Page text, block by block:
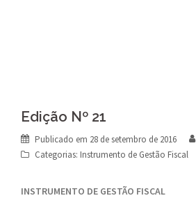
Edição Nº 21
Publicado em 28 de setembro de 2016
Categorias: Instrumento de Gestão Fiscal
INSTRUMENTO DE GESTÃO FISCAL